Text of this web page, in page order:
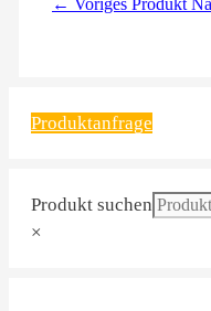
← Voriges Produkt
Produktanfrage
Produkt suchen
×